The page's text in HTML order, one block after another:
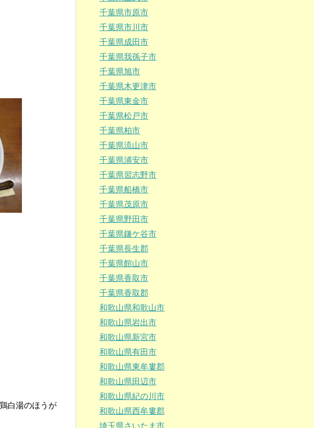
白湯のほうが
千葉県市原市
千葉県市川市
千葉県成田市
千葉県我孫子市
千葉県旭市
千葉県木更津市
千葉県東金市
千葉県松戸市
千葉県柏市
千葉県流山市
千葉県浦安市
千葉県習志野市
千葉県船橋市
千葉県茂原市
千葉県野田市
千葉県鎌ケ谷市
千葉県長生郡
千葉県館山市
千葉県香取市
千葉県香取郡
和歌山県和歌山市
和歌山県岩出市
和歌山県新宮市
和歌山県有田市
和歌山県東牟婁郡
和歌山県田辺市
和歌山県紀の川市
和歌山県西牟婁郡
埼玉県さいたま市